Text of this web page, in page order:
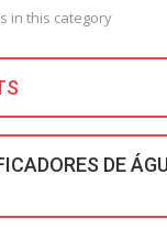
in this category
DE